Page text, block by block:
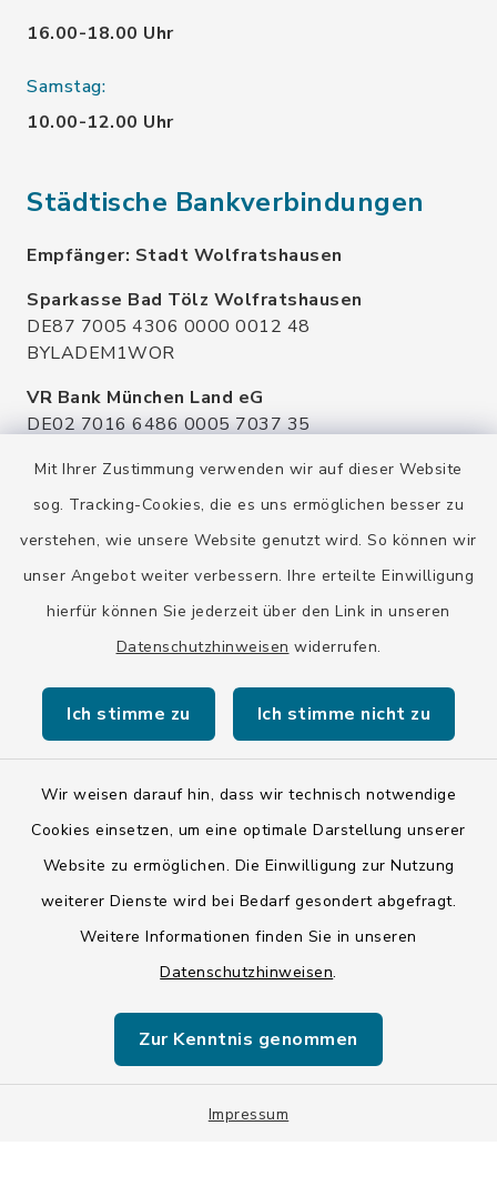
Mit Ihrer Zustimmung verwenden wir auf dieser Website
sog. Tracking-Cookies, die es uns ermöglichen besser zu
verstehen, wie unsere Website genutzt wird. So können wir
unser Angebot weiter verbessern. Ihre erteilte Einwilligung
hierfür können Sie jederzeit über den Link in unseren
Datenschutzhinweisen widerrufen.
Ich stimme zu Ich stimme nicht zu
Wir weisen darauf hin, dass wir technisch notwendige
Cookies einsetzen, um eine optimale Darstellung unserer
Website zu ermöglichen. Die Einwilligung zur Nutzung
weiterer Dienste wird bei Bedarf gesondert abgefragt.
Weitere Informationen finden Sie in unseren
Datenschutzhinweisen.
Zur Kenntnis genommen
Impressum
16.00-18.00 Uhr
Samstag:
10.00-12.00 Uhr
Städtische Bankverbindungen
Empfänger: Stadt Wolfratshausen
Sparkasse Bad Tölz Wolfratshausen
DE87 7005 4306 0000 0012 48
BYLADEM1WOR
VR Bank München Land eG
DE02 7016 6486 0005 7037 35
Raiffeisenbank Isar Loisachtal eG
DE92 7016 9543 0001 0005 00
GENODEF1HHS
HypoVereinsbank
DE20 7002 0270 3630 1010 09
HYVEDEMMXXX
Kontakt
Datenschutz
Sitemap